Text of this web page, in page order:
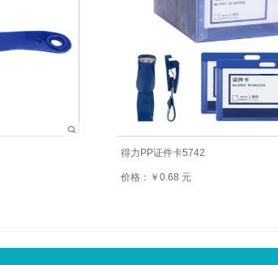
得力PP证件卡5742
价格：￥0.68 元